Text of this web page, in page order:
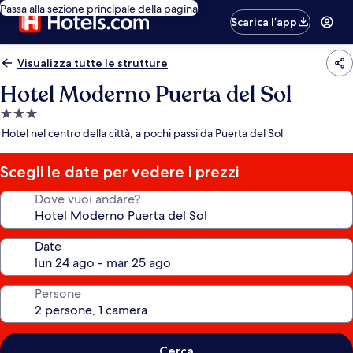
Passa alla sezione principale della pagina
Scarica l’app
Visualizza tutte le strutture
Hotel Moderno Puerta del Sol
Struttura
a
stelle
Hotel nel centro della città, a pochi passi da Puerta del Sol
Scegli le date per vedere i prezzi
Dove vuoi andare?
Date
Persone